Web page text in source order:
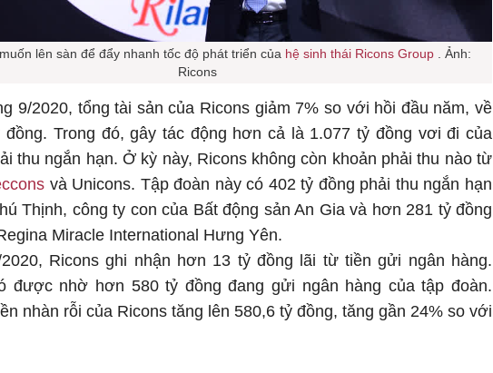
lên sàn để đẩy nhanh tốc độ phát triển của hệ sinh thái Ricons Group . Ảnh:
Ricons
9/2020, tổng tài sản của Ricons giảm 7% so với hồi đầu năm, về
đồng. Trong đó, gây tác động hơn cả là 1.077 tỷ đồng vơi đi của
thu ngắn hạn. Ở kỳ này, Ricons không còn khoản phải thu nào từ
và Unicons. Tập đoàn này có 402 tỷ đồng phải thu ngắn hạn
Thịnh, công ty con của Bất động sản An Gia và hơn 281 tỷ đồng
Miracle International Hưng Yên.
Ricons ghi nhận hơn 13 tỷ đồng lãi từ tiền gửi ngân hàng.
được nhờ hơn 580 tỷ đồng đang gửi ngân hàng của tập đoàn.
nhàn rỗi của Ricons tăng lên 580,6 tỷ đồng, tăng gần 24% so với